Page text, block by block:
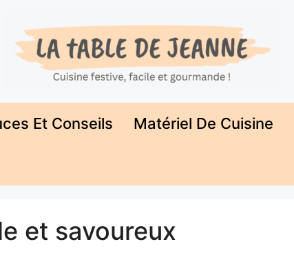
Et Conseils Matériel De Cuisine
et savoureux